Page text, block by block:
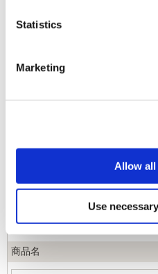
Statistics
Marketing
Allow
Use
商品コード
商品名